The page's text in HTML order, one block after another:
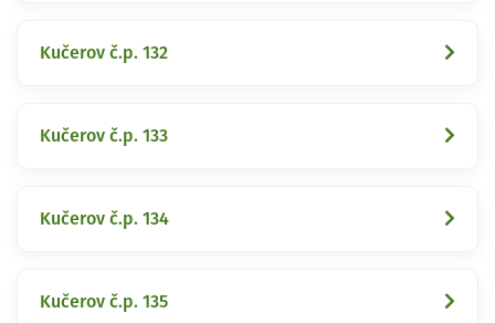
Kučerov č.p. 132
Kučerov č.p. 133
Kučerov č.p. 134
Kučerov č.p. 135